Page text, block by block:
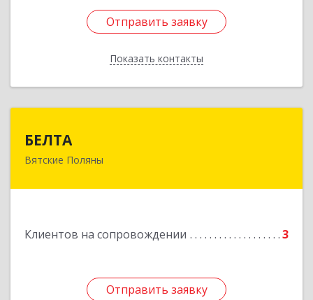
Отправить заявку
Показать контакты
Отправить заявку
Назад
БЕЛТА
Вятские Поляны
Клиентов на сопровождении 3
Отправить заявку
612960, Кировская обл, Вятские Поляны г,
Отправить заявку